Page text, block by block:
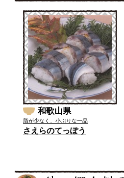
和歌山県
脂が少なく、小ぶりな一品
さえらのてっぽう